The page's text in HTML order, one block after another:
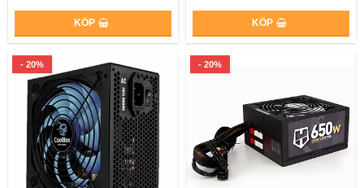
KÖP KÖP
- 20% - 20%